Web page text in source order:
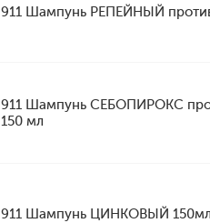
911 Шампунь РЕПЕЙНЫЙ
911 Шампунь СЕБОПИРОКС
150 мл
911 Шампунь ЦИНКОВЫЙ 150мл